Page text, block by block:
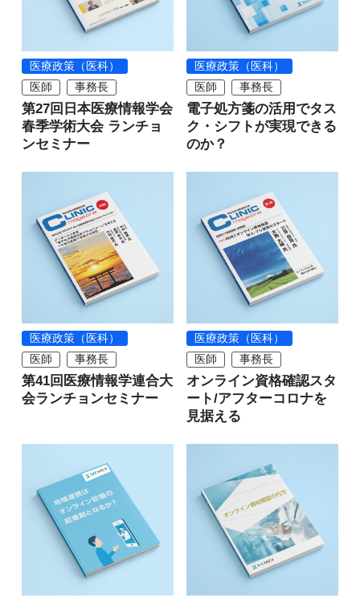
医療政策（医科）
医師
事務長
第27回日本医療情報学会
春季学術大会 ランチョ
ンセミナー
医療政策（医科）
医師
事務長
電子処方箋の活用でタス
ク・シフトが実現できる
のか？
医療政策（医科）
医師
事務長
第41回医療情報学連合大
会ランチョンセミナー
医療政策（医科）
医師
事務長
オンライン資格確認スタ
ート/アフターコロナを
見据える